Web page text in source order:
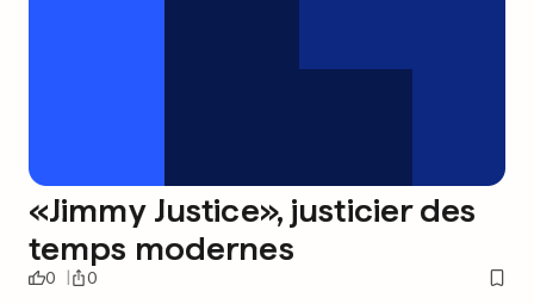
«Jimmy Justice», justicier des
temps modernes
0 0